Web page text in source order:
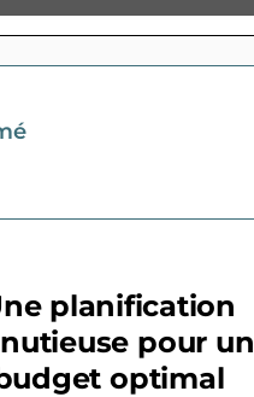
planification
pour un
optimal